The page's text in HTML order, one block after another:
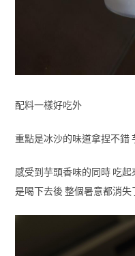
配料一樣好吃外
重點是冰沙的味道拿捏不錯
感受到芋頭香味的同時 吃
是喝下去後 整個暑意都消失